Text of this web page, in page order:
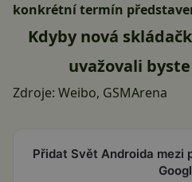
konkrétní termín
Kdyby nová
uvažovali
Zdroje: Weibo, GSMArena
Přidat Svět Androida mezi